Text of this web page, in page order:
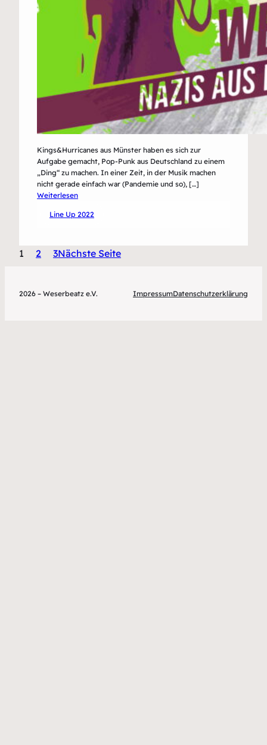
Kings&Hurricanes aus Münster haben es sich zur
Aufgabe gemacht, Pop-Punk aus Deutschland zu einem
„Ding“ zu machen. In einer Zeit, in der Musik machen
nicht gerade einfach war (Pandemie und so), […]
Weiterlesen:
Line Up 2022
1 2 3Nächste Seite
2026 – Weserbeatz e.V. ImpressumDatenschutzerklärung